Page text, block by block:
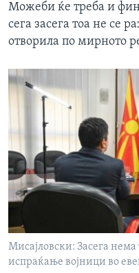
Можеби ќе треба и
сега засега тоа не се
отворила по мирното
Мисајловски: Засега
испраќање војници во